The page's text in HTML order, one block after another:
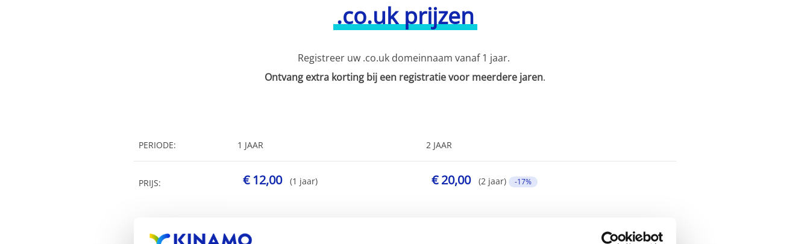
.co.uk prijzen
Registreer uw .co.uk domeinnaam vanaf 1 jaar.
Ontvang extra korting bij een registratie voor meerdere jaren.
PERIODE: 1 JAAR 2 JAAR
PRIJS: € 12,00 (1 jaar) € 20,00 (2 jaar) -17%